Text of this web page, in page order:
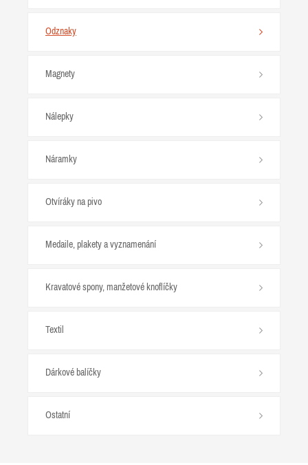
Odznaky
Magnety
Nálepky
Náramky
Otvíráky na pivo
Medaile, plakety a vyznamenání
Kravatové spony, manžetové knoflíčky
Textil
Dárkové balíčky
Ostatní